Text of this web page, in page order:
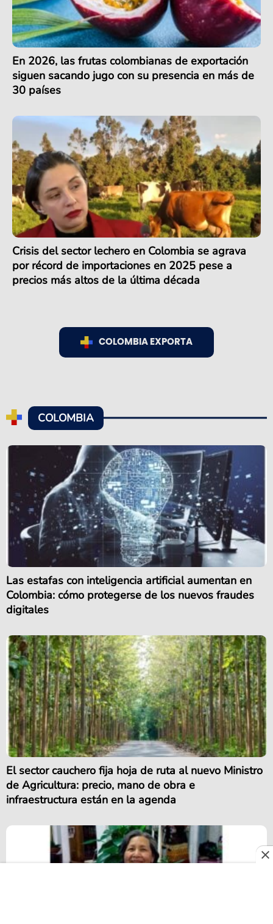
En 2026, las frutas colombianas de exportación
siguen sacando jugo con su presencia en más de
30 países
Crisis del sector lechero en Colombia se agrava
por récord de importaciones en 2025 pese a
precios más altos de la última década
COLOMBIA EXPORTA
COLOMBIA
Las estafas con inteligencia artificial aumentan en
Colombia: cómo protegerse de los nuevos fraudes
digitales
El sector cauchero fija hoja de ruta al nuevo Ministro
de Agricultura: precio, mano de obra e
infraestructura están en la agenda